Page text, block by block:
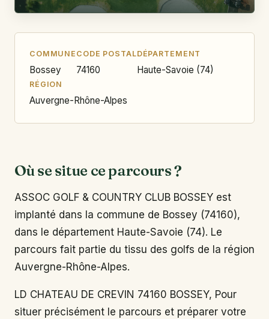
COMMUNE
Bossey
CODE POSTAL
74160
DÉPARTEMENT
Haute-Savoie (74)
RÉGION
Auvergne-Rhône-Alpes
Où se situe ce parcours ?
ASSOC GOLF & COUNTRY CLUB BOSSEY est
implanté dans la commune de Bossey (74160),
dans le département Haute-Savoie (74). Le
parcours fait partie du tissu des golfs de la région
Auvergne-Rhône-Alpes.
LD CHATEAU DE CREVIN 74160 BOSSEY, Pour
situer précisément le parcours et préparer votre